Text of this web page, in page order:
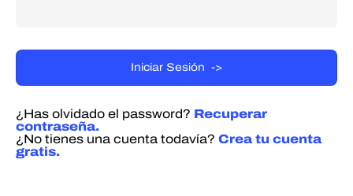
¿Has olvidado el password? Recuperar
contraseña.
¿No tienes una cuenta todavía? Crea tu cuenta
gratis.